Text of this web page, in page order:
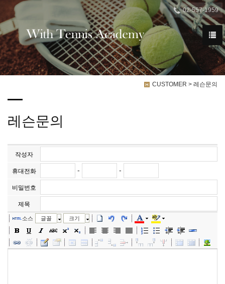
02-557-1959
We have created a awesome theme
Far far away,behind the word mountains, far from the countries
CUSTOMER > 레슨문의
레슨문의
작성자
휴대전화 - -
비밀번호
제목
소스 글꼴 크기